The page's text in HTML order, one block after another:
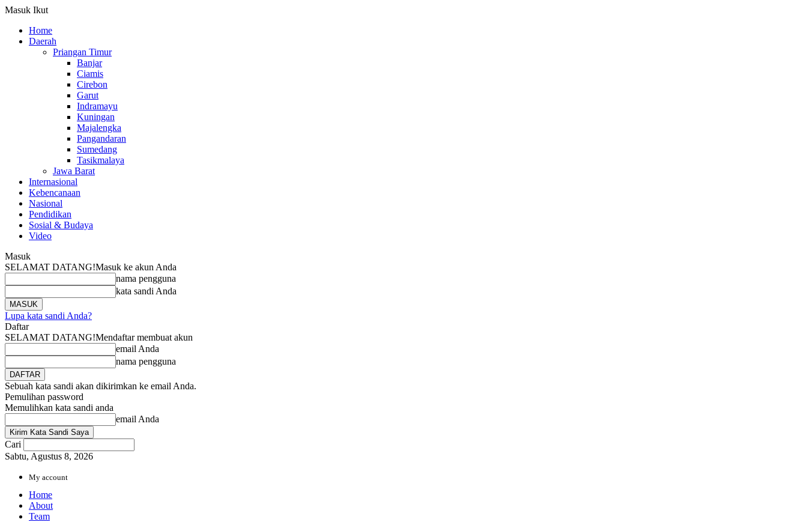
Masuk Ikut
Home
Daerah
Priangan Timur
Banjar
Ciamis
Cirebon
Garut
Indramayu
Kuningan
Majalengka
Pangandaran
Sumedang
Tasikmalaya
Jawa Barat
Internasional
Kebencanaan
Nasional
Pendidikan
Sosial & Budaya
Video
Masuk
SELAMAT DATANG!Masuk ke akun Anda
nama pengguna
kata sandi Anda
Lupa kata sandi Anda?
Daftar
SELAMAT DATANG!Mendaftar membuat akun
email Anda
nama pengguna
Sebuah kata sandi akan dikirimkan ke email Anda.
Pemulihan password
Memulihkan kata sandi anda
email Anda
Cari
Sabtu, Agustus 8, 2026
My account
Home
About
Team